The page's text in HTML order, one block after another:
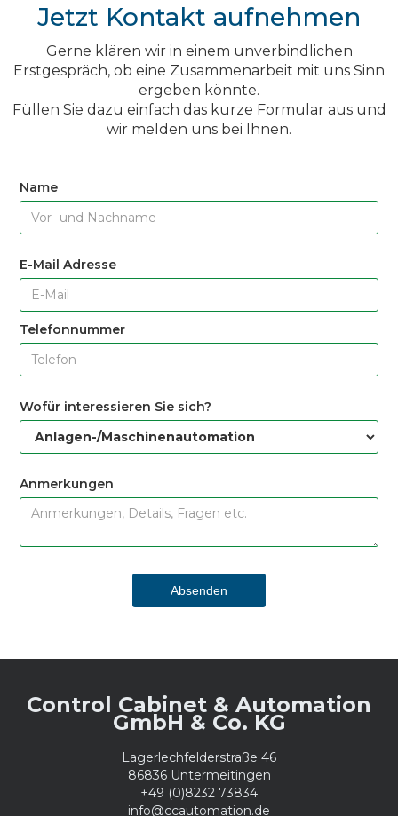
Jetzt Kontakt aufnehmen
Gerne klären wir in einem unverbindlichen
Erstgespräch, ob eine Zusammenarbeit mit uns Sinn
ergeben könnte.
Füllen Sie dazu einfach das kurze Formular aus und
wir melden uns bei Ihnen.
Name
E-Mail Adresse
Telefonnummer
Wofür interessieren Sie sich?
Anmerkungen
Control Cabinet & Automation
GmbH & Co. KG
Lagerlechfelderstraße 46
86836 Untermeitingen
+49 (0)8232 73834
info@ccautomation.de